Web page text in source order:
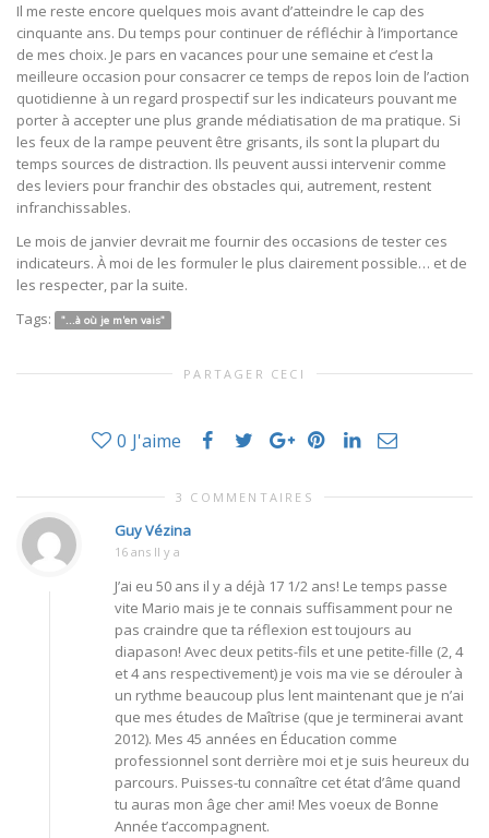
Il me reste encore quelques mois avant d’atteindre le cap des
cinquante ans. Du temps pour continuer de réfléchir à l’importance
de mes choix. Je pars en vacances pour une semaine et c’est la
meilleure occasion pour consacrer ce temps de repos loin de l’action
quotidienne à un regard prospectif sur les indicateurs pouvant me
porter à accepter une plus grande médiatisation de ma pratique. Si
les feux de la rampe peuvent être grisants, ils sont la plupart du
temps sources de distraction. Ils peuvent aussi intervenir comme
des leviers pour franchir des obstacles qui, autrement, restent
infranchissables.
Le mois de janvier devrait me fournir des occasions de tester ces
indicateurs. À moi de les formuler le plus clairement possible… et de
les respecter, par la suite.
Tags:
"...à où je m'en vais"
PARTAGER CECI
0 J'aime
3 COMMENTAIRES
Guy Vézina
16 ans Il y a
J’ai eu 50 ans il y a déjà 17 1/2 ans! Le temps passe
vite Mario mais je te connais suffisamment pour ne
pas craindre que ta réflexion est toujours au
diapason! Avec deux petits-fils et une petite-fille (2, 4
et 4 ans respectivement) je vois ma vie se dérouler à
un rythme beaucoup plus lent maintenant que je n’ai
que mes études de Maîtrise (que je terminerai avant
2012). Mes 45 années en Éducation comme
professionnel sont derrière moi et je suis heureux du
parcours. Puisses-tu connaître cet état d’âme quand
tu auras mon âge cher ami! Mes voeux de Bonne
Année t’accompagnent.